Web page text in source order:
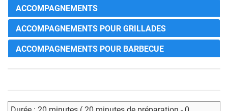
ACCOMPAGNEMENTS
ACCOMPAGNEMENTS POUR GRILLADES
ACCOMPAGNEMENTS POUR BARBECUE